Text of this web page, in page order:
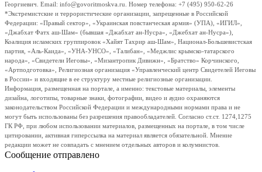
Георгиевич. Email: info@govoritmoskva.ru. Номер телефона: +7 (495) 950-62-26
*Экстремистские и террористические организации, запрещенные в Российской
Федерации: «Правый сектор», «Украинская повстанческая армия» (УПА), «ИГИЛ»,
«Джабхат Фатх аш-Шам» (бывшая «Джабхат ан-Нусра», «Джебхат ан-Нусра»),
Коалиция исламских группировок «Хайят Тахрир аш-Шам», Национал-Большевистская
партия, «Аль-Каида», «УНА-УНСО», «Талибан», «Меджлис крымско-татарского
народа», «Свидетели Иеговы», «Мизантропик Дивижн», «Братство» Корчинского,
«Артподготовка», Религиозная организация «Управленческий центр Свидетелей Иеговы
в России» и входящие в ее структуру местные религиозные организации.
Информация, размещенная на портале, а именно: текстовые материалы, элементы
дизайна, логотипы, товарные знаки, фотографии, видео и аудио охраняются
законодательством Российской Федерации и международными нормами права и не
могут быть использованы без разрешения правообладателей. Согласно ст.ст. 1274,1275
ГК РФ, при любом использовании материалов, размещенных на портале, в том числе
цитировании, активная гиперссылка на материал является обязательной. Мнение
редакции может не совпадать с мнением отдельных авторов и колумнистов.
Сообщение отправлено